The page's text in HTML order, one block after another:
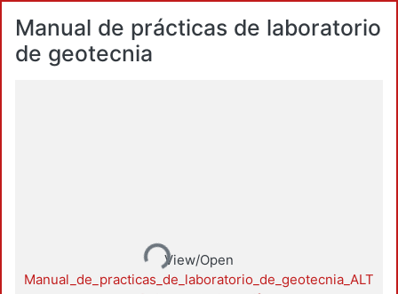
Manual de prácticas de laboratorio
de geotecnia
Loading...View/Open
Manual_de_practicas_de_laboratorio_de_geotecnia_ALT